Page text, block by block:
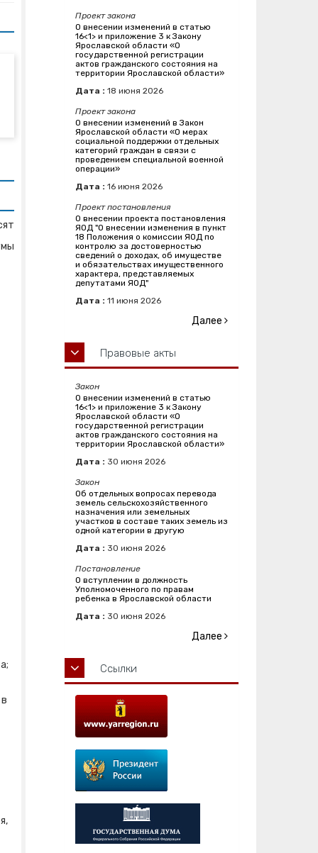
Проект закона
О внесении изменений в статью
16<1> и приложение 3 к Закону
Ярославской области «О
государственной регистрации
актов гражданского состояния на
территории Ярославской области»
Дата : 18 июня 2026
Проект закона
О внесении изменений в Закон
Ярославской области «О мерах
социальной поддержки отдельных
категорий граждан в связи с
проведением специальной военной
операции»
Дата : 16 июня 2026
Проект постановления
О внесении проекта постановления
ЯОД "О внесении изменения в пункт
18 Положения о комиссии ЯОД по
контролю за достоверностью
сведений о доходах, об имуществе
и обязательствах имущественного
характера, представляемых
депутатами ЯОД"
Дата : 11 июня 2026
Далее
Правовые акты
Закон
О внесении изменений в статью
16<1> и приложение 3 к Закону
Ярославской области «О
государственной регистрации
актов гражданского состояния на
территории Ярославской области»
Дата : 30 июня 2026
Закон
Об отдельных вопросах перевода
земель сельскохозяйственного
назначения или земельных
участков в составе таких земель из
одной категории в другую
Дата : 30 июня 2026
Постановление
О вступлении в должность
Уполномоченного по правам
ребенка в Ярославской области
Дата : 30 июня 2026
Далее
Ссылки